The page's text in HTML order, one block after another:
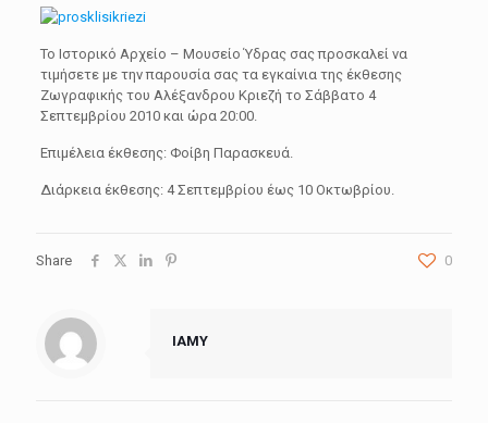
Το Ιστορικό Αρχείο – Μουσείο Ύδρας σας προσκαλεί να
τιμήσετε με την παρουσία σας τα εγκαίνια της έκθεσης
Ζωγραφικής του Αλέξανδρου Κριεζή το Σάββατο 4
Σεπτεμβρίου 2010 και ώρα 20:00.
Επιμέλεια έκθεσης: Φοίβη Παρασκευά.
Διάρκεια έκθεσης: 4 Σεπτεμβρίου έως 10 Οκτωβρίου.
Share 0
IAMY